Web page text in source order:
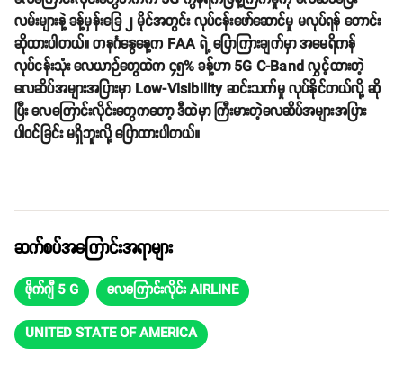
လမ်းများနဲ့ ခန့်မှန်းခြေ ၂ မိုင်အတွင်း လုပ်ငန်းဖော်ဆောင်မှု မလုပ်ရန် တောင်း
ဆိုထားပါတယ်။ တနင်္ဂနွေနေ့က FAA ရဲ့ ပြောကြားချက်မှာ အမေရိကန်
လုပ်ငန်းသုံး လေယာဉ်တွေထဲက ၄၅% ခန့်ဟာ 5G C-Band လွှင့်ထားတဲ့
လေဆိပ်အများအပြားမှာ Low-Visibility ဆင်းသက်မှု လုပ်နိုင်တယ်လို့ ဆို
ပြီး လေကြောင်းလိုင်းတွေကတော့ ဒီထဲမှာ ကြီးမားတဲ့လေဆိပ်အများအပြား
ပါဝင်ခြင်း မရှိဘူးလို့ ပြောထားပါတယ်။
ဆက်စပ်အကြောင်းအရာများ
ဖိုက်ဂျီ 5 G လေကြောင်းလိုင်း AIRLINE
UNITED STATE OF AMERICA